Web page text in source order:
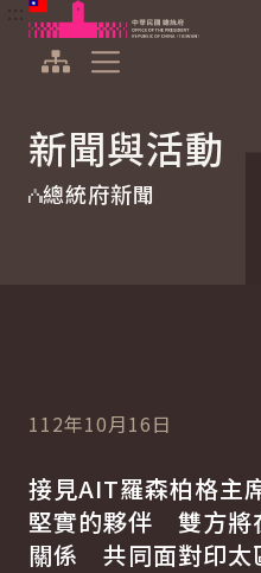
跳到主要內容
中華民國總統府
新聞與活動
總統府新聞
112年10月16日
接見AIT羅森柏格
堅實的夥伴 雙方將
關係 共同面對印太